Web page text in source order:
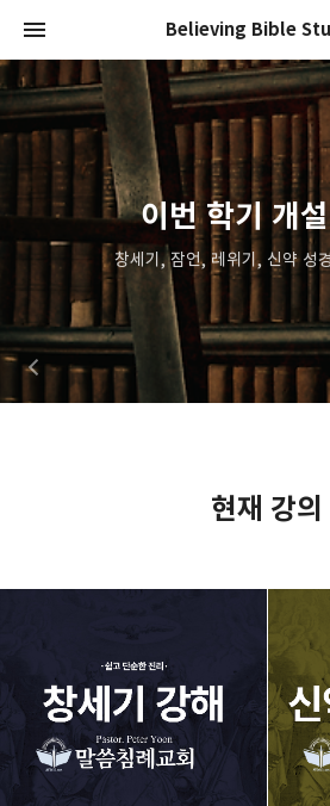
Believing Bible
말씀침례교회 성
진리의 지식, 주 예수 그리스도를 아는 지식에서 자라나도록
공부합니다.
이번 학기 개
창세기, 잠언, 레위기, 신약 성
성경학교
성경학교에 등록하신 분만 볼 수 있습니다. 음성 및 문서 파일
제공합니다.
현재 강의
Believing